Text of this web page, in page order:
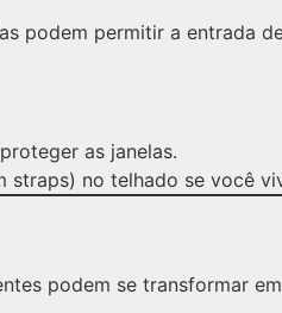
podem permitir a entrada
as janelas.
no telhado se você
podem se transformar